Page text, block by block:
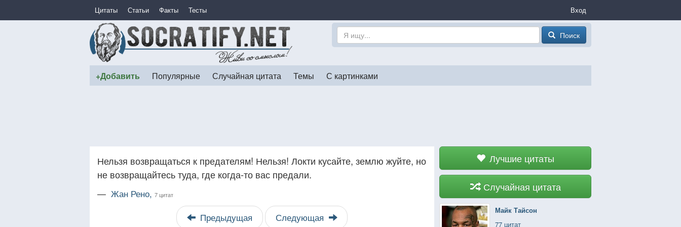
Цитаты Статьи Факты Тесты Вход
Поиск
+Добавить Популярные Случайная цитата Темы С картинками
Лучшие цитаты
Случайная цитата
Майк Тайсон
77 цитат
Нельзя возвращаться к предателям! Нельзя! Локти кусайте, землю жуйте, но
не возвращайтесь туда, где когда-то вас предали.
— Жан Рено, 7 цитат
Предыдущая Следующая